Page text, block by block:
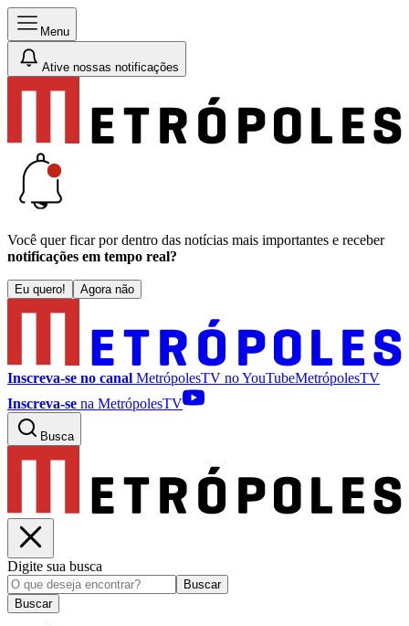
Menu
Ative nossas notificações
Você quer ficar por dentro das notícias mais importantes e receber
notificações em tempo real?
Eu quero! Agora não
Inscreva-se no canal MetrópolesTV noYouTubeMetrópolesTV
Inscreva-se na MetrópolesTV
Busca
Digite sua busca
Buscar
Buscar